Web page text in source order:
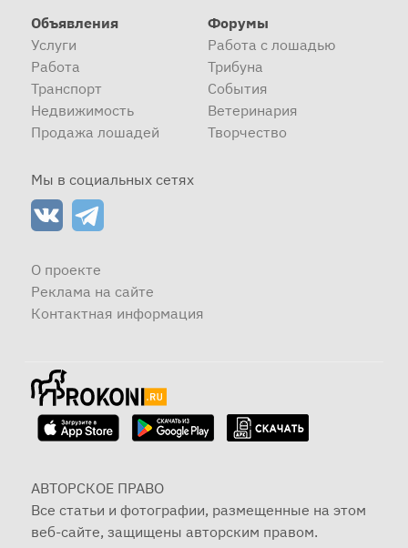
Объявления
Услуги
Работа
Транспорт
Недвижимость
Продажа лошадей
Форумы
Работа с лошадью
Трибуна
События
Ветеринария
Творчество
Мы в социальных сетях
О проекте
Реклама на сайте
Контактная информация
АВТОРСКОЕ ПРАВО
Все статьи и фотографии, размещенные на этом
веб-сайте, защищены авторским правом.